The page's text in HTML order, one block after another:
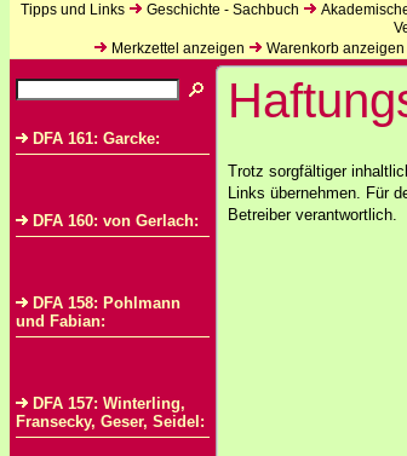
Tipps und Links
Geschichte - Sachbuch
Merkzettel anzeigen
Warenkorb anzeigen
DFA 161: Garcke:
DFA 160: von Gerlach:
DFA 158: Pohlmann
und Fabian:
DFA 157: Winterling,
Fransecky, Geser, Seidel:
Trotz sorgfältiger
Links übernehmen. Für
Betreiber verantwortlich.